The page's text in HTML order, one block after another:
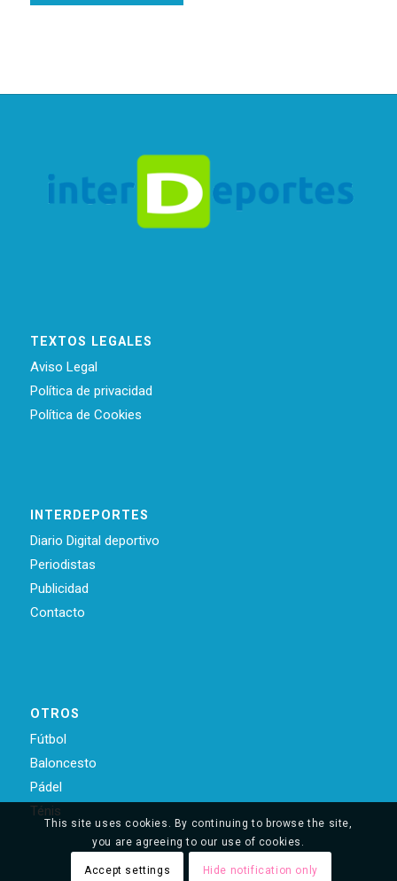
TEXTOS LEGALES
Aviso Legal
Política de privacidad
Política de Cookies
INTERDEPORTES
Diario Digital deportivo
Periodistas
Publicidad
Contacto
OTROS
Fútbol
Baloncesto
Pádel
Ténis
This site uses cookies. By continuing to browse the site,
you are agreeing to our use of cookies.
Accept settings Hide notification only